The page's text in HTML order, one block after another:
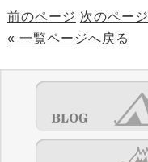
前のページ 次のページ
« 一覧ページへ戻る